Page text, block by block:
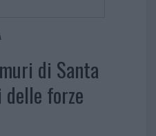
di Santa
delle forze